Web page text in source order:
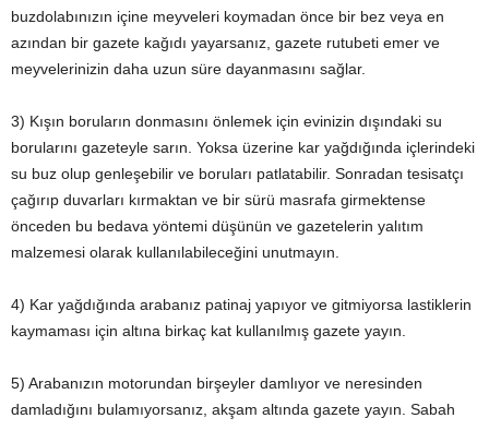
buzdolabınızın içine meyveleri koymadan önce bir bez veya en
azından bir gazete kağıdı yayarsanız, gazete rutubeti emer ve
meyvelerinizin daha uzun süre dayanmasını sağlar.
3) Kışın boruların donmasını önlemek için evinizin dışındaki su
borularını gazeteyle sarın. Yoksa üzerine kar yağdığında içlerindeki
su buz olup genleşebilir ve boruları patlatabilir. Sonradan tesisatçı
çağırıp duvarları kırmaktan ve bir sürü masrafa girmektense
önceden bu bedava yöntemi düşünün ve gazetelerin yalıtım
malzemesi olarak kullanılabileceğini unutmayın.
4) Kar yağdığında arabanız patinaj yapıyor ve gitmiyorsa lastiklerin
kaymaması için altına birkaç kat kullanılmış gazete yayın.
5) Arabanızın motorundan birşeyler damlıyor ve neresinden
damladığını bulamıyorsanız, akşam altında gazete yayın. Sabah